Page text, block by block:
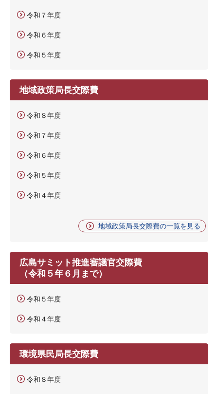
令和７年度
令和６年度
令和５年度
地域政策局長交際費
令和８年度
令和７年度
令和６年度
令和５年度
令和４年度
地域政策局長交際費の一覧を見る
広島サミット推進審議官交際費
（令和５年６月まで）
令和５年度
令和４年度
環境県民局長交際費
令和８年度